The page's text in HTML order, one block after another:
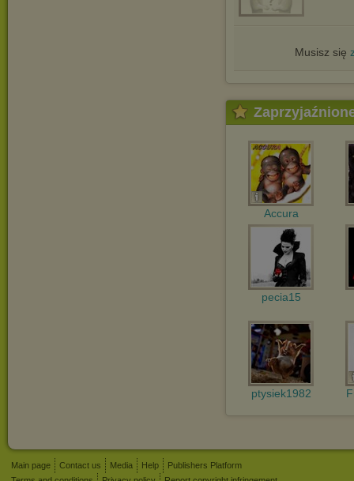
Musisz się
Accura
pecia15
ptysiek1982
Main page Contact us Media Help
Publishers Platform